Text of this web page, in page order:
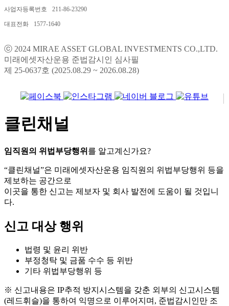
사업자등록번호 211-86-23290
대표전화 1577-1640
ⓒ 2024 MIRAE ASSET GLOBAL INVESTMENTS CO.,LTD.
미래에셋자산운용 준법감시인 심사필
제 25-0637호 (2025.08.29 ~ 2026.08.28)
클린채널
임직원의 위법부당행위 를 알고계신가요?
“클린채널”은 미래에셋자산운용 임직원의 위법부당행위 등을
제보하는 공간으로
이곳을 통한 신고는 제보자 및 회사 발전에 도움이 될 것입니
다.
신고 대상 행위
법령 및 윤리 위반
부정청탁 및 금품 수수 등 위반
기타 위법부당행위 등
※ 신고내용은 IP추적 방지시스템을 갖춘 외부의 신고시스템
(레드휘슬)을 통하여 익명으로 이루어지며, 준법감시인만 조